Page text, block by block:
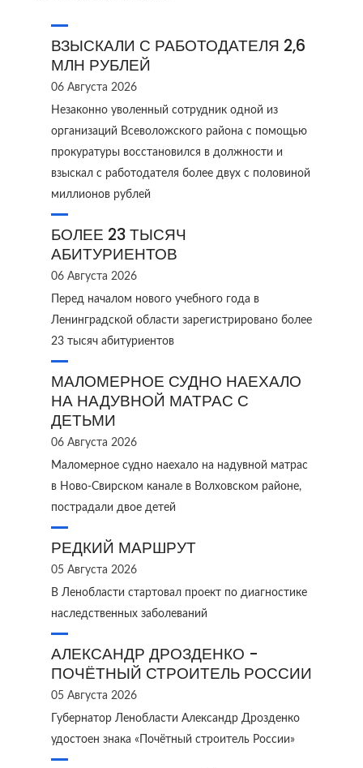
ВЗЫСКАЛИ С РАБОТОДАТЕЛЯ 2,6
МЛН РУБЛЕЙ
06 Августа 2026
Незаконно уволенный сотрудник одной из
организаций Всеволожского района с помощью
прокуратуры восстановился в должности и
взыскал с работодателя более двух с половиной
миллионов рублей
БОЛЕЕ 23 ТЫСЯЧ
АБИТУРИЕНТОВ
06 Августа 2026
Перед началом нового учебного года в
Ленинградской области зарегистрировано более
23 тысяч абитуриентов
МАЛОМЕРНОЕ СУДНО НАЕХАЛО
НА НАДУВНОЙ МАТРАС С
ДЕТЬМИ
06 Августа 2026
Маломерное судно наехало на надувной матрас
в Ново‑Свирском канале в Волховском районе,
пострадали двое детей
РЕДКИЙ МАРШРУТ
05 Августа 2026
В Ленобласти стартовал проект по диагностике
наследственных заболеваний
АЛЕКСАНДР ДРОЗДЕНКО -
ПОЧЁТНЫЙ СТРОИТЕЛЬ РОССИИ
05 Августа 2026
Губернатор Ленобласти Александр Дрозденко
удостоен знака «Почётный строитель России»